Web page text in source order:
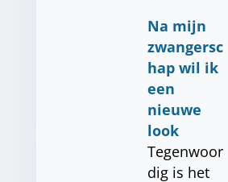
Na mijn
zwangersc
hap wil ik
een
nieuwe
look
Tegenwoor
dig is het